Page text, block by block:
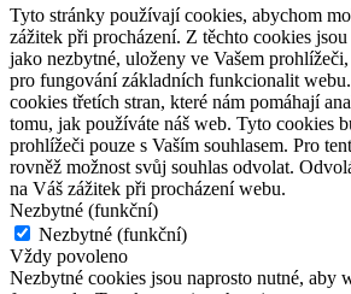
Tyto stránky používají cookies, abychom
zážitek při procházení. Z těchto cookies
jako nezbytné, uloženy ve Vašem
pro fungování základních funkcionalit
cookies třetích stran, které nám pomáhají
tomu, jak používáte náš web. Tyto cookies
prohlížeči pouze s Vaším souhlasem. Pro
rovněž možnost svůj souhlas odvolat.
na Váš zážitek při procházení webu.
Nezbytné (funkční)
Nezbytné (funkční)
Vždy povoleno
Nezbytné cookies jsou naprosto nutné, aby